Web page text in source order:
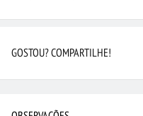
GOSTOU? COMPARTILHE!